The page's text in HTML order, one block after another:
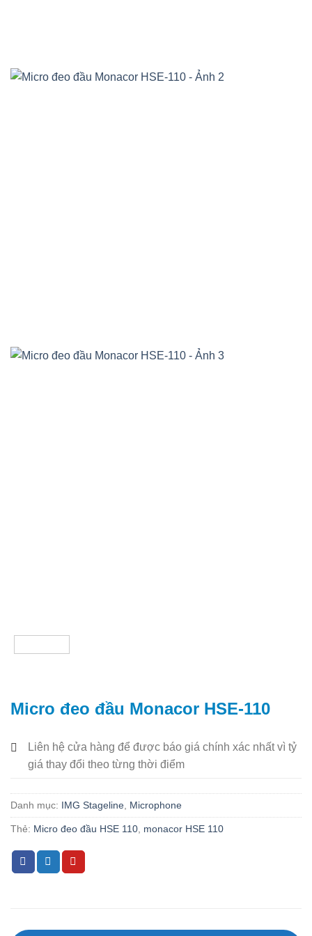
Micro đeo đầu Monacor HSE-110
Liên hệ cửa hàng để được báo giá chính xác nhất vì tỷ
giá thay đổi theo từng thời điểm
Danh mục: IMG Stageline Microphone
Thẻ: Micro đeo đầu HSE 110 monacor HSE 110